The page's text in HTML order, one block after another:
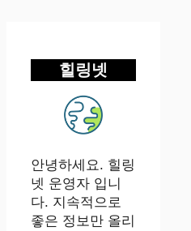
힐링넷
안녕하세요. 힐링
넷 운영자 입니
다. 지속적으로
좋은 정보만 올리